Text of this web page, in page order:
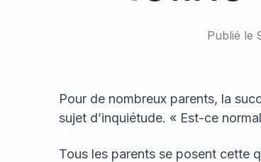
Publié le
Pour de nombreux parents, la
sujet d’inquiétude. « Est-ce
Tous les parents se posent cette